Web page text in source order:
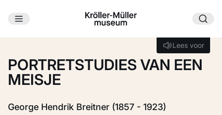
Ga naar hoofdinhoud
Lees voor
Lees voor
PORTRETSTUDIES VAN EEN
MEISJE
George Hendrik Breitner (1857 - 1923)